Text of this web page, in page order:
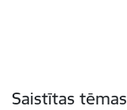
Saistītas tēmas